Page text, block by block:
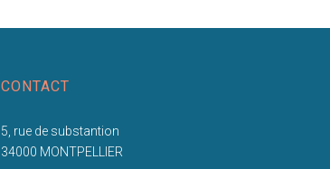
CONTACT
5, rue de substantion
34000 MONTPELLIER